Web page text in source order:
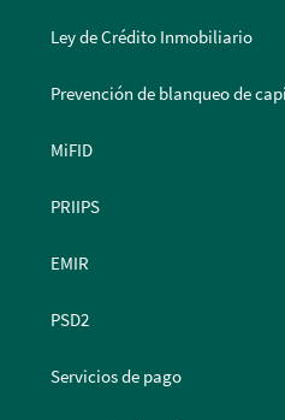
Ley de Crédito Inmobiliario
Prevención de blanqueo de
MiFID
PRIIPS
EMIR
PSD2
Servicios de pago